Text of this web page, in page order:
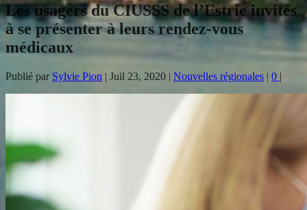
Les usagers du CIUSSS de l’Estrie invités
à se présenter à leurs rendez-vous
médicaux
Publié par Sylvie Pion | Juil 23, 2020 | Nouvelles régionales | 0 |